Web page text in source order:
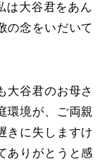
は大谷君をあん
の念をいだいて
谷君のお母さ
環境が、ご両親
きに失しますけ
ありがとうと感